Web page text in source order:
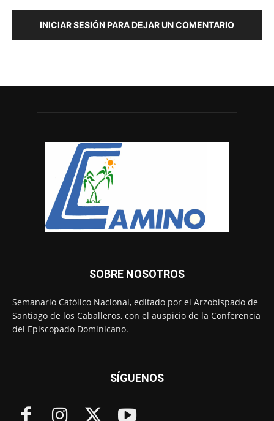
INICIAR SESIÓN PARA DEJAR UN COMENTARIO
SOBRE NOSOTROS
Semanario Católico Nacional, editado por el Arzobispado de
Santiago de los Caballeros, con el auspicio de la Conferencia
del Episcopado Dominicano.
SÍGUENOS